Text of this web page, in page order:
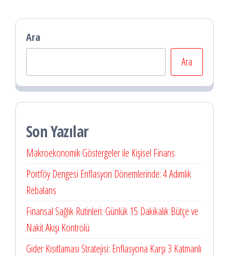
Ara
Ara
Son Yazılar
Makroekonomik Göstergeler ile Kişisel Finans
Portföy Dengesi Enflasyon Dönemlerinde: 4 Adımlık
Rebalans
Finansal Sağlık Rutinleri: Günlük 15 Dakikalık Bütçe ve
Nakit Akışı Kontrolü
Gider Kısıtlaması Stratejisi: Enflasyona Karşı 3 Katmanlı